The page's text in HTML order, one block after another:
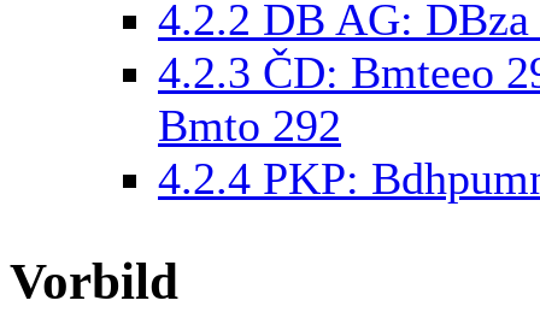
4.2.2 DB AG:
4.2.3 ČD: Bmteeo
Bmto 292
4.2.4 PKP:
Vorbild